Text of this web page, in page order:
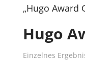
„Hugo Award
Hugo
Einzelnes